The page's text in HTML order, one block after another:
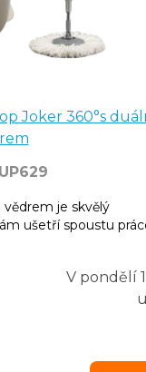
Joker 360°s
UP629
je skvělý
ušetří spoustu
V pondělí